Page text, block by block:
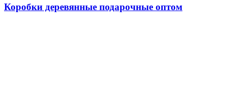
Коробки деревянные подарочные оптом